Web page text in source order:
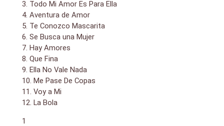
3. Todo Mi Amor Es Para Ella
4. Aventura de Amor
5. Te Conozco Mascarita
6. Se Busca una Mujer
7. Hay Amores
8. Que Fina
9. Ella No Vale Nada
10. Me Pase De Copas
11. Voy a Mi
12. La Bola
1